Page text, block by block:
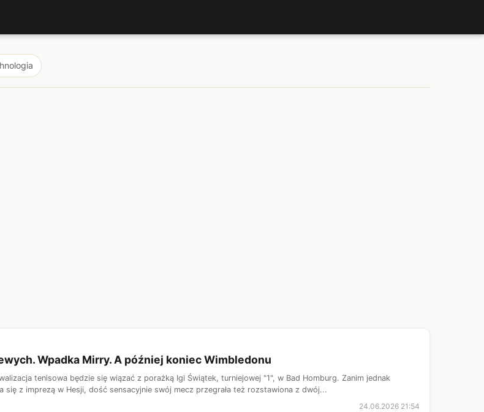
Wpadka Mirry. A później koniec Wimbledonu
tenisowa będzie się wiązać z porażką Igi Świątek, turniejowej "1", w Bad Homburg. Zanim jednak
się z imprezą w Hesji, dość sensacyjnie swój mecz przegrała też rozstawiona z dwój...
24.06.2026 21:54